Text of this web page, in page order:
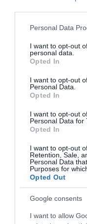
Please note that this
not limited to your visit
grant or deny consent
use your data for
consent section.
Personal Data
I want to opt-out
personal data.
Opted In
I want to opt-out
Personal Data.
Opted In
I want to opt-out
Personal Data for
Opted In
I want to opt-out
Retention, Sale,
Personal Data
Purposes for
Opted Out
Google consents
I want to allow
Módszerek:Míg a
tiszai) gyakran
szerepet kap a
nadályos felkínálás.
Ez a lista
mint például a
bizonyítottan élnek
megközelítheti a 120-
További videók